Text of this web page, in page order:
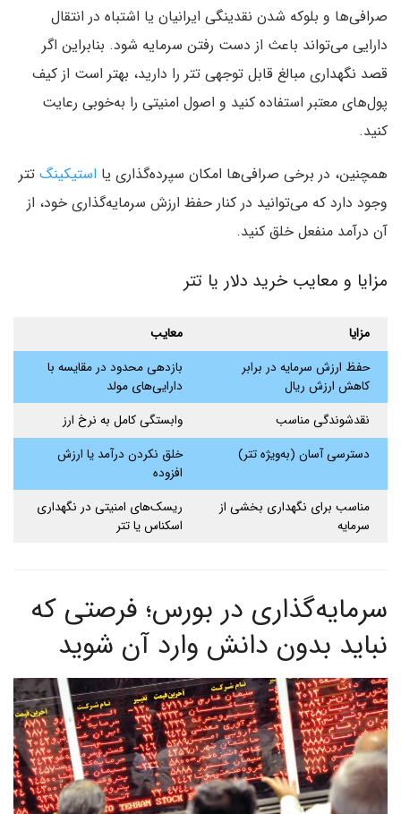
صرافی‌ها و بلوکه شدن نقدینگی ایرانیان یا اشتباه در انتقال
دارایی می‌تواند باعث از دست رفتن سرمایه شود. بنابراین اگر
قصد نگهداری مبالغ قابل توجهی تتر را دارید، بهتر است از کیف
پول‌های معتبر استفاده کنید و اصول امنیتی را به‌خوبی رعایت
کنید.
همچنین، در برخی صرافی‌ها امکان سپرده‌گذاری یا استیکینگ تتر
وجود دارد که می‌توانید در کنار حفظ ارزش سرمایه‌گذاری خود، از
آن درآمد منفعل خلق کنید.
مزایا و معایب خرید دلار یا تتر
مزایا
معایب
حفظ ارزش سرمایه در برابر
کاهش ارزش ریال
بازدهی محدود در مقایسه با
دارایی‌های مولد
نقدشوندگی مناسب
وابستگی کامل به نرخ ارز
دسترسی آسان (به‌ویژه تتر)
خلق نکردن درآمد یا ارزش
افزوده
مناسب برای نگهداری بخشی از
سرمایه
ریسک‌های امنیتی در نگهداری
اسکناس یا تتر
سرمایه‌گذاری در بورس؛ فرصتی که
نباید بدون دانش وارد آن شوید